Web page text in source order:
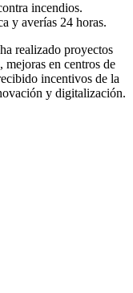
incendios.
y averías 24 horas.
realizado proyectos
en centros de
incentivos de la
y digitalización.